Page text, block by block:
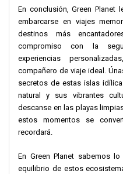
En conclusión, Green Planet
embarcarse en viajes
destinos más
compromiso con la
experiencias
compañero de viaje ideal.
secretos de estas islas
natural y sus vibrantes
descanse en las playas
estos momentos se
recordará.
En Green Planet sabemos
equilibrio de estos